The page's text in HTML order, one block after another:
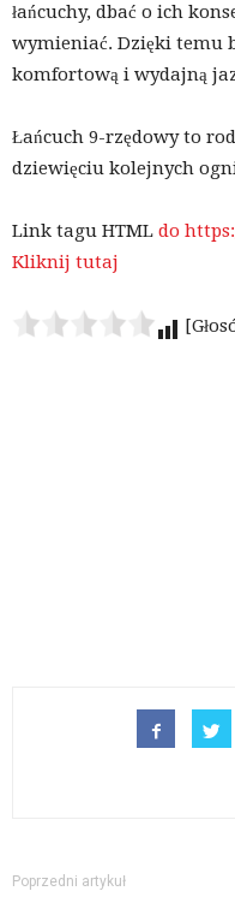
łańcuchy, dbać o ich
wymieniać. Dzięki temu
komfortową i wydajną
Łańcuch 9-rzędowy to
dziewięciu kolejnych
Link tagu HTML do
Kliknij tutaj
Poprzedni artykuł